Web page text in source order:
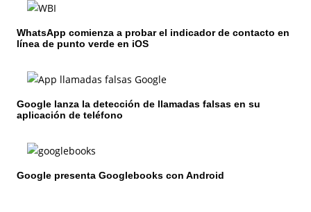
n
d
e
e
n
r
WhatsApp comienza a probar el indicador de contacto en
línea de punto verde en iOS
Google lanza la detección de llamadas falsas en su
aplicación de teléfono
Google presenta Googlebooks con Android